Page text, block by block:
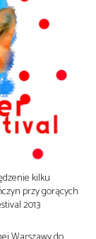
kilku
przy gorących
2013